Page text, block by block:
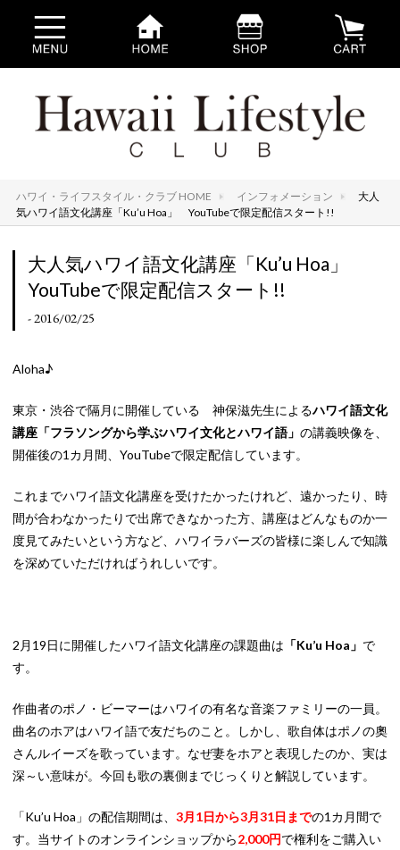
ハワイ・ライフスタイル・クラブ HOME インフォメーション
大人
気ハワイ語文化講座「Ku’u Hoa」 YouTubeで限定配信スタート!!
大人気ハワイ語文化講座「Ku’u Hoa」
YouTubeで限定配信スタート!!
- 2016/02/25
Aloha♪
東京・渋谷で隔月に開催している 神保滋先生によるハワイ語文化
講座「フラソングから学ぶハワイ文化とハワイ語」 の講義映像を、
開催後の1カ月間、YouTubeで限定配信しています。
これまでハワイ語文化講座を受けたかったけれど、遠かったり、時
間が合わなかったりで出席できなかった方、講座はどんなものか一
度見てみたいという方など、ハワイラバーズの皆様に楽しんで知識
を深めていただければうれしいです。
2月19日に開催したハワイ語文化講座の課題曲は 「Ku’u Hoa」 で
す。
作曲者のポノ・ビーマーはハワイの有名な音楽ファミリーの一員。
曲名のホアはハワイ語で友だちのこと。しかし、歌自体はポノの奧
さんルイーズを歌っています。なぜ妻をホアと表現したのか、実は
深～い意味が。今回も歌の裏側までじっくりと解説しています。
「Ku’u Hoa」の配信期間は、 3月1日から3月31日までの1カ月間で
す。当サイトのオンラインショップから2,000円で権利をご購入い